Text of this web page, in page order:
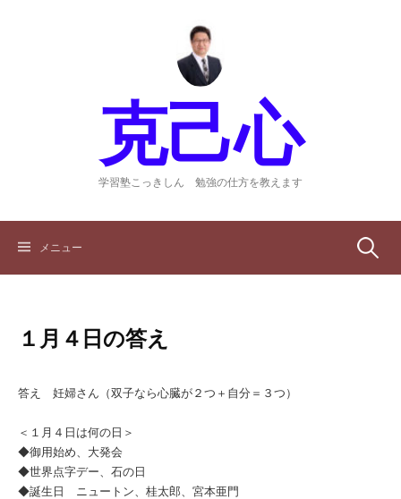
克己心
学習塾こっきしん 勉強の仕方を教えます
メニュー 検
１月４日の答え
答え 妊婦さん（双子なら心臓が２つ＋自分＝３つ）
＜１月４日は何の日＞
◆御用始め、大発会
◆世界点字デー、石の日
◆誕生日 ニュートン、桂太郎、宮本亜門